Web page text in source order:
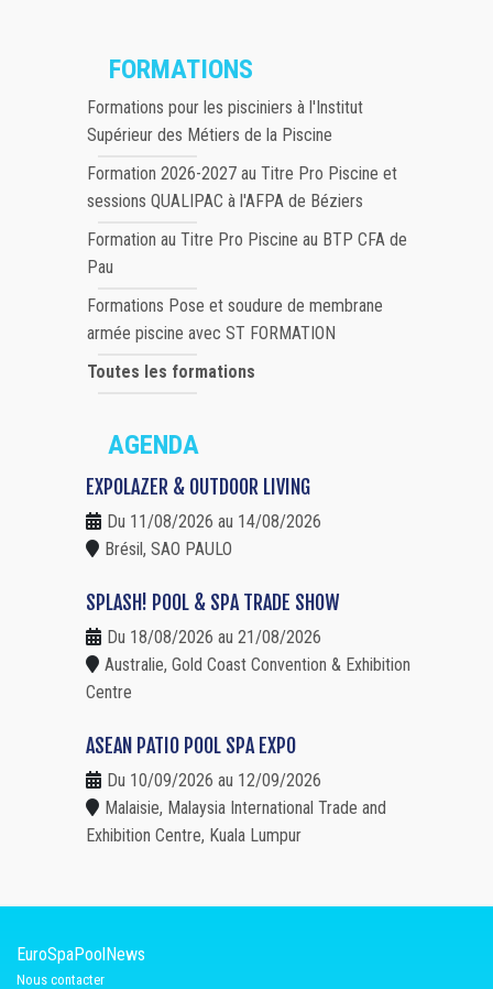
FORMATIONS
Formations pour les pisciniers à l'Institut
Supérieur des Métiers de la Piscine
Formation 2026-2027 au Titre Pro Piscine et
sessions QUALIPAC à l'AFPA de Béziers
Formation au Titre Pro Piscine au BTP CFA de
Pau
Formations Pose et soudure de membrane
armée piscine avec ST FORMATION
Toutes les formations
AGENDA
EXPOLAZER & OUTDOOR LIVING
Du 11/08/2026 au 14/08/2026
Brésil, SAO PAULO
SPLASH! POOL & SPA TRADE SHOW
Du 18/08/2026 au 21/08/2026
Australie, Gold Coast Convention & Exhibition
Centre
ASEAN PATIO POOL SPA EXPO
Du 10/09/2026 au 12/09/2026
Malaisie, Malaysia International Trade and
Exhibition Centre, Kuala Lumpur
EuroSpaPoolNews
Nous contacter